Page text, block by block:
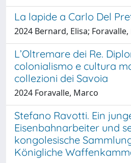
La lapide a Carlo Del
2024 Bernard, Elisa;
L’Oltremare dei Re.
colonialismo e cultura
collezioni dei Savoia
2024 Foravalle, Marco
Stefano Ravotti. Ein
Eisenbahnarbeiter und
kongolesische
Königliche